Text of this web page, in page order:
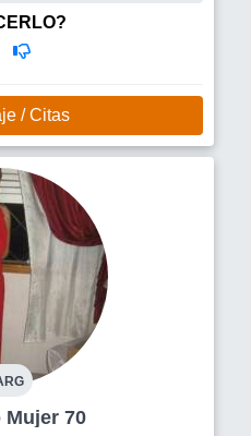
/ Citas
9 de Julio Mujer 70